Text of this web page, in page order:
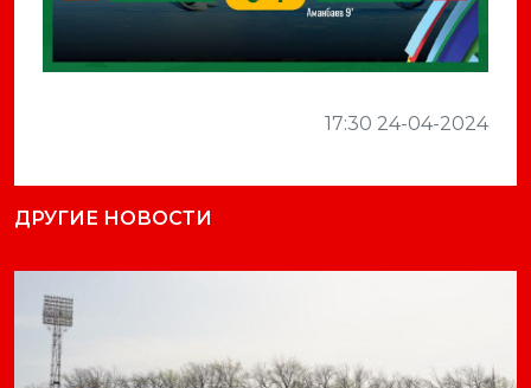
17:30 24-04-2024
ДРУГИЕ НОВОСТИ